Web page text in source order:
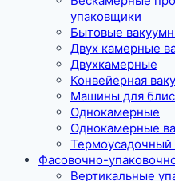
упаковщики
Бытовые
Двух камерные
Двухкамерные
Конвейерная
Машины для
Однокамерные
Однокамерные
Термоусадочный
Фасовочно-
Вертикальные